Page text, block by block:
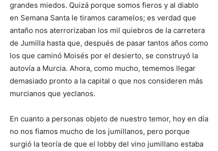
grandes miedos. Quizá porque somos fieros y al diablo
en Semana Santa le tiramos caramelos; es verdad que
antaño nos aterrorizaban los mil quiebros de la carretera
de Jumilla hasta que, después de pasar tantos años como
los que caminó Moisés por el desierto, se construyó la
autovía a Murcia. Ahora, como mucho, tememos llegar
demasiado pronto a la capital o que nos consideren más
murcianos que yeclanos.
En cuanto a personas objeto de nuestro temor, hoy en día
no nos fiamos mucho de los jumillanos, pero porque
surgió la teoría de que el lobby del vino jumillano estaba